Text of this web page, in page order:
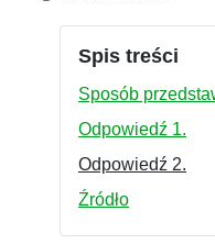
Spis treści
Sposób
Odpowiedź 1.
Odpowiedź 2.
Źródło